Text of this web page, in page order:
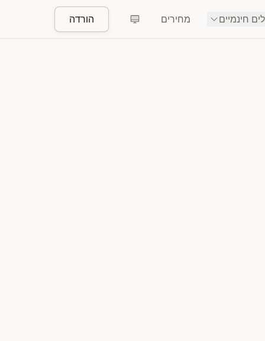
חינמיים מחירים הורדה